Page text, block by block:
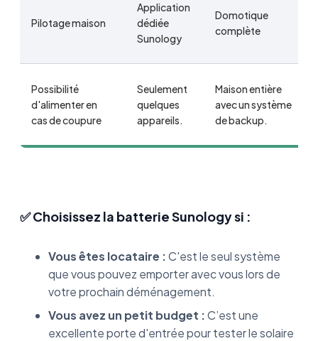
Pilotage maison
Application
dédiée
Sunology
Domotique
complète
Possibilité
d'alimenter en
cas de coupure
Seulement
quelques
appareils.
Maison entière
avec un système
de backup.
✅ Choisissez la batterie Sunology si :
Vous êtes locataire :C'est le seul système
que vous pouvez emporter avec vous lors de
votre prochain déménagement.
Vous avez un petit budget :C’est une
excellente porte d'entrée pour tester le solaire